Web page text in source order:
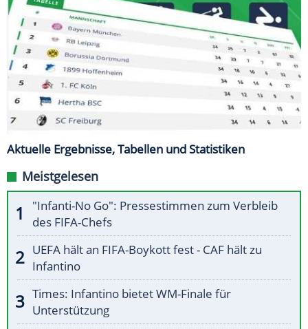
Aktuelle Ergebnisse, Tabellen und Statistiken
Meistgelesen
"Infanti-No Go": Pressestimmen zum Verbleib
des FIFA-Chefs
UEFA hält an FIFA-Boykott fest - CAF hält zu
Infantino
Times: Infantino bietet WM-Finale für
Unterstützung